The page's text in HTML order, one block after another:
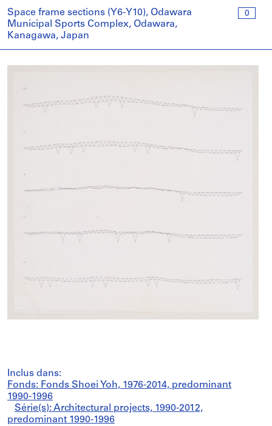
0
Space frame sections (Y6-Y10), Odawara
Municipal Sports Complex, Odawara,
Kanagawa, Japan
Inclus dans:
Fonds: Fonds Shoei Yoh, 1976-2014, predominant
1990-1996
Série(s): Architectural projects, 1990-2012,
predominant 1990-1996